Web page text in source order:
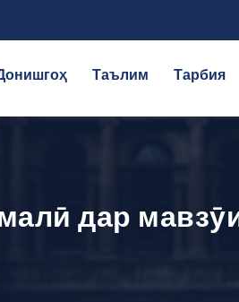
Таълим Тарбия
дар